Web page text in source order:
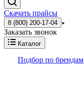
Скачать прайсы
8 (800) 200-17-04
Заказать звонок
Каталог
Подбор по брендам